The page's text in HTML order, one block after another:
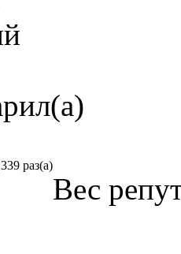
раз(а)
Вес